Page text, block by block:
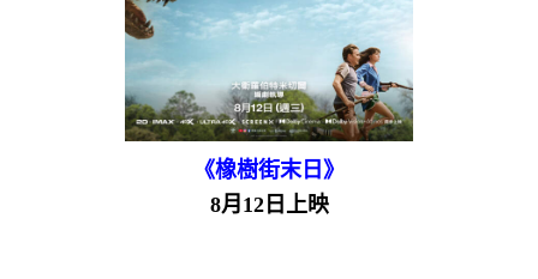
《橡樹街末日》
8月12日上映